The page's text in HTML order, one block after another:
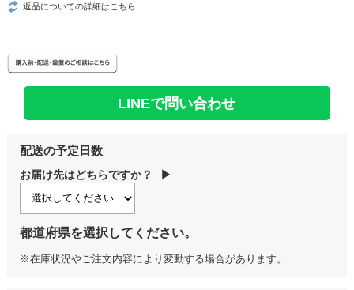
返品についての詳細はこちら
LINEで問い合わせ
配送の予定日数
お届け先はどちらですか？ ▶
都道府県を選択してください。
※在庫状況やご注文内容により変動する場合があります。